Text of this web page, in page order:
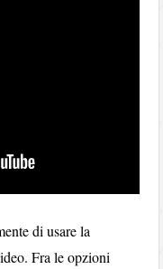
di usare la
Fra le opzioni